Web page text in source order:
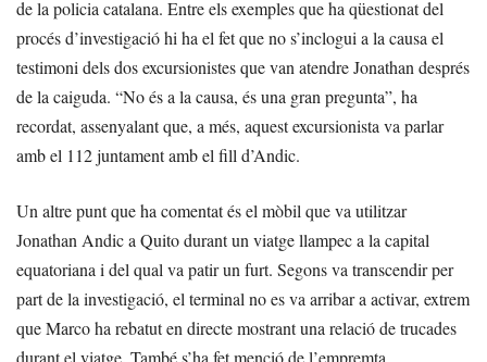
de la policia catalana. Entre els exemples que ha qüestionat del
procés d’investigació hi ha el fet que no s’inclogui a la causa el
testimoni dels dos excursionistes que van atendre Jonathan després
de la caiguda. “No és a la causa, és una gran pregunta”, ha
recordat, assenyalant que, a més, aquest excursionista va parlar
amb el 112 juntament amb el fill d’Andic.
Un altre punt que ha comentat és el mòbil que va utilitzar
Jonathan Andic a Quito durant un viatge llampec a la capital
equatoriana i del qual va patir un furt. Segons va transcendir per
part de la investigació, el terminal no es va arribar a activar, extrem
que Marco ha rebatut en directe mostrant una relació de trucades
durant el viatge. També s’ha fet menció de l’empremta